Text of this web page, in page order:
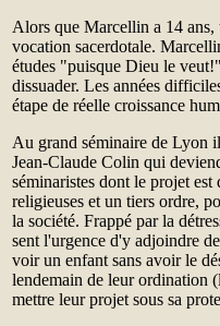
Alors que Marcellin a 14
vocation sacerdotale.
études "puisque Dieu le
dissuader. Les années
étape de réelle croissance
Au grand séminaire de Lyon
Jean-Claude Colin qui
séminaristes dont le projet
religieuses et un tiers ordre,
la société. Frappé par la
sent l'urgence d'y adjoindre
voir un enfant sans avoir le
lendemain de leur ordination
mettre leur projet sous sa